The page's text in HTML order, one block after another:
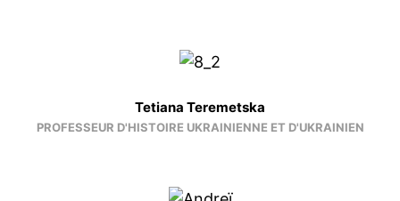
Tetiana Teremetska
PROFESSEUR D'HISTOIRE UKRAINIENNE ET D'UKRAINIEN